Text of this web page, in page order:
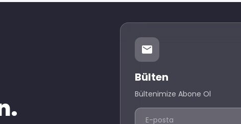
Bülten
Bültenimize Abone Ol